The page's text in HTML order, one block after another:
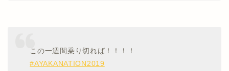
この一週間乗り切れば！！！！
#AYAKANATION2019